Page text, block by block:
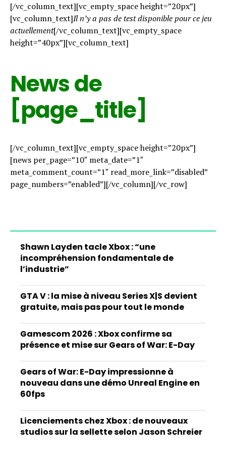
[/vc_column_text][vc_empty_space height=”20px”]
[vc_column_text]Il n’y a pas de test disponible pour ce jeu
actuellement[/vc_column_text][vc_empty_space
height=”40px”][vc_column_text]
News de
[page_title]
[/vc_column_text][vc_empty_space height=”20px”]
[news per_page=”10″ meta_date=”1″
meta_comment_count=”1″ read_more_link=”disabled”
page_numbers=”enabled”][/vc_column][/vc_row]
Shawn Layden tacle Xbox : “une
incompréhension fondamentale de
l’industrie”
GTA V : la mise à niveau Series X|S devient
gratuite, mais pas pour tout le monde
Gamescom 2026 : Xbox confirme sa
présence et mise sur Gears of War: E-Day
Gears of War: E-Day impressionne à
nouveau dans une démo Unreal Engine en
60fps
Licenciements chez Xbox : de nouveaux
studios sur la sellette selon Jason Schreier